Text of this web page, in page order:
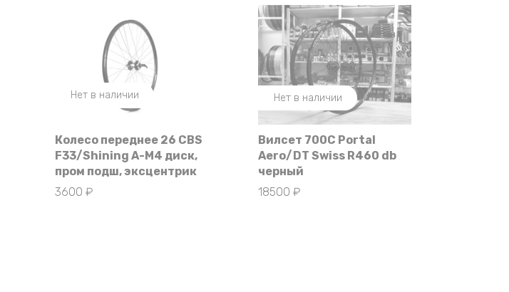
Нет в наличии
Колесо переднее 26 CBS
F33/Shining A-M4 диск,
пром подш, эксцентрик
3600 ₽
Нет в наличии
Вилсет 700С Portal
Aero/DT Swiss R460 db
черный
18500 ₽